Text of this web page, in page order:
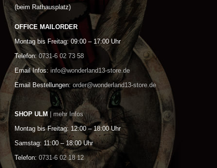
(beim Rathausplatz)
OFFICE MAILORDER
Montag bis Freitag: 09:00 – 17:00 Uhr
Telefon: 0731-6 02 73 58
Email Infos: info@wonderland13-store.de
Email Bestellungen: order@wonderland13-store.de
SHOP ULM | mehr Infos
Montag bis Freitag: 12:00 – 18:00 Uhr
Samstag: 11:00 – 18:00 Uhr
Telefon: 0731-6 02 18 12